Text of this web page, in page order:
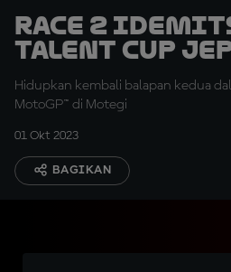
Race 2
Talent Cup
Hidupkan kembali balapan kedua
MotoGP™ di Motegi
01 Okt 2023
BAGIKAN